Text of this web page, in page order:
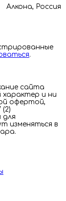
Алкона, Россия
.
сайта
и ни
офертой,
для
изменяться в